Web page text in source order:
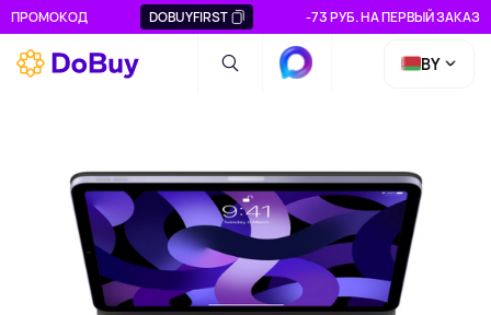
ПРОМОКОД DOBUYFIRST -73 РУБ. НА ПЕРВЫЙ ЗАКАЗ
BY